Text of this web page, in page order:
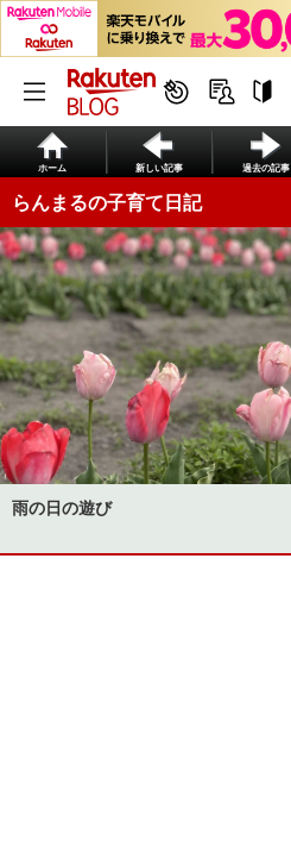
ホーム 新しい記事 過去の記事
らんまるの子育て日記
雨の日の遊び